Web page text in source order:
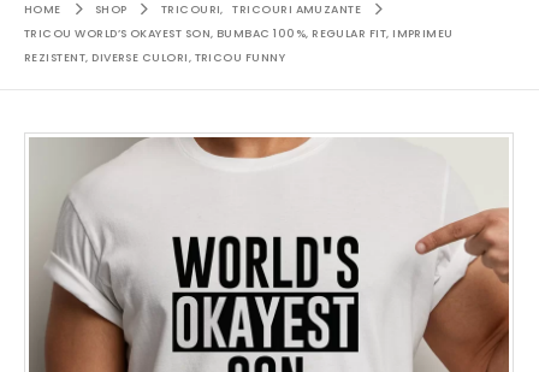
HOME SHOP TRICOURI,
TRICOURI AMUZANTE
TRICOU WORLD’S OKAYEST SON, BUMBAC 100%, REGULAR FIT, IMPRIMEU
REZISTENT, DIVERSE CULORI, TRICOU FUNNY